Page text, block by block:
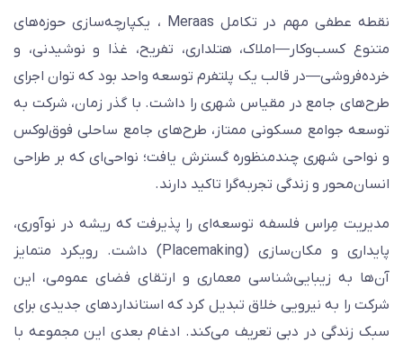
نقطه عطفی مهم در تکامل Meraas ، یکپارچه‌سازی حوزه‌های
کسب‌وکار—املاک، هتلداری، تفریح، غذا و نوشیدنی، و
قالب یک پلتفرم توسعه واحد بود که توان اجرای
جامع در مقیاس شهری را داشت. با گذر زمان، شرکت به
جوامع مسکونی ممتاز، طرح‌های جامع ساحلی فوق‌لوکس
نواحی شهری چندمنظوره گسترش یافت؛ نواحی‌ای که بر طراحی
و زندگی تجربه‌گرا تاکید دارند.
مِراس فلسفه توسعه‌ای را پذیرفت که ریشه در نوآوری،
پایداری و مکان‌سازی (Placemaking) داشت. رویکرد متمایز
به زیبایی‌شناسی معماری و ارتقای فضای عمومی، این
را به نیرویی خلاق تبدیل کرد که استانداردهای جدیدی برای
زندگی در دبی تعریف می‌کند. ادغام بعدی این مجموعه با